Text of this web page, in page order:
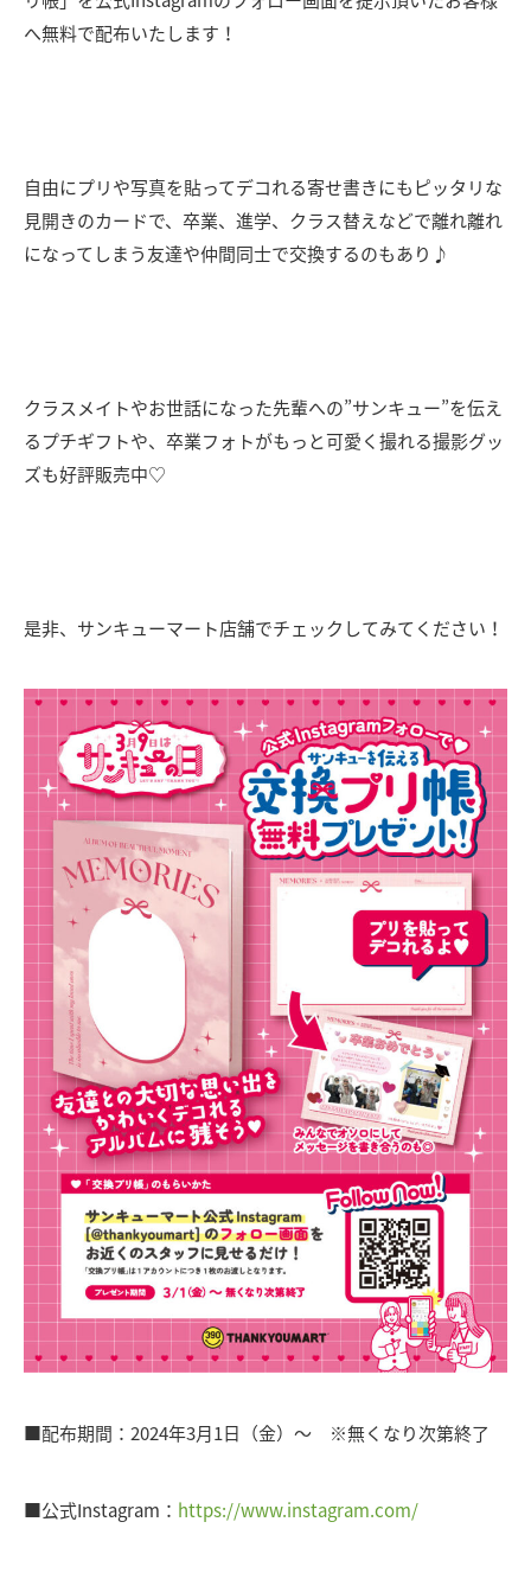
へ無料で配布いたします！
自由にプリや写真を貼ってデコれる寄せ書きにもピッタリな
見開きのカードで、卒業、進学、クラス替えなどで離れ離れ
になってしまう友達や仲間同士で交換するのもあり♪
クラスメイトやお世話になった先輩への”サンキュー”を伝え
るプチギフトや、卒業フォトがもっと可愛く撮れる撮影グッ
ズも好評販売中♡
是非、サンキューマート店舗でチェックしてみてください！
■配布期間：2024年3月1日（金）～ ※無くなり次第終了
■公式Instagram： https://www.instagram.com/